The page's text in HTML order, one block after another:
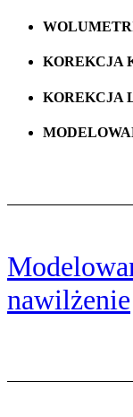
KOREKCJA
KOREKCJA
nawilżenie